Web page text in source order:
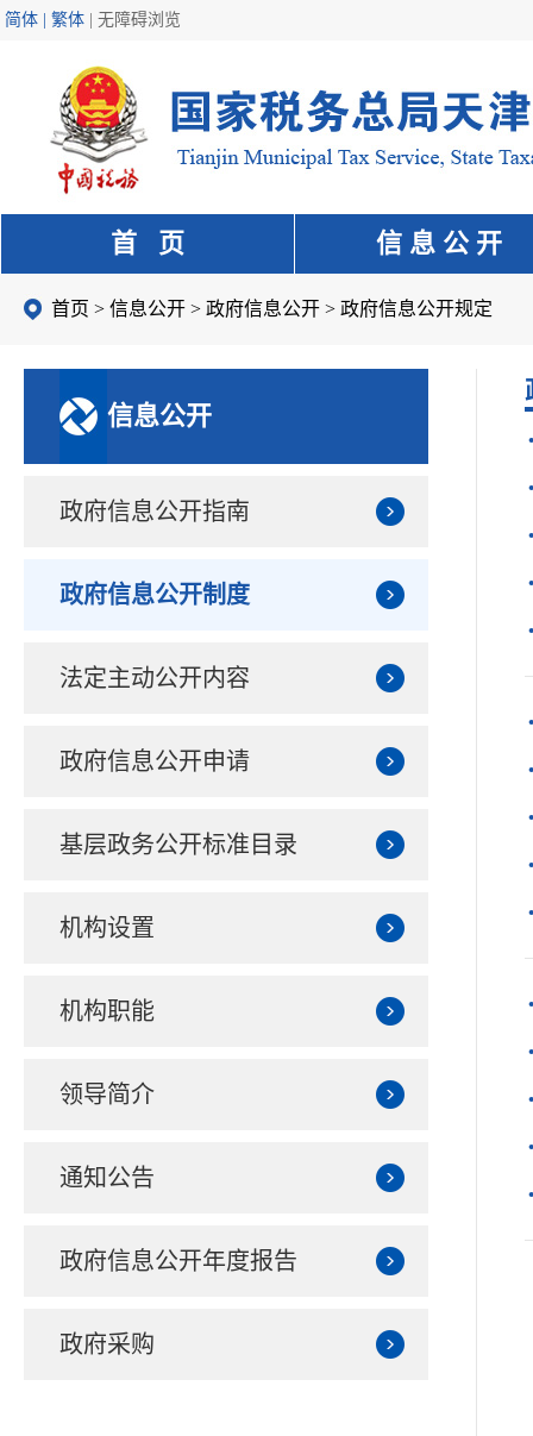
简体 | 繁体 无障碍浏览
首 页 信 息 公 开
首页 > 信息公开 > 政府信息公开 > 政府信息公开规定
信息公开
政府信息公开指南
政府信息公开制度
法定主动公开内容
政府信息公开申请
基层政务公开标准目录
机构设置
机构职能
领导简介
通知公告
政府信息公开年度报告
政府采购